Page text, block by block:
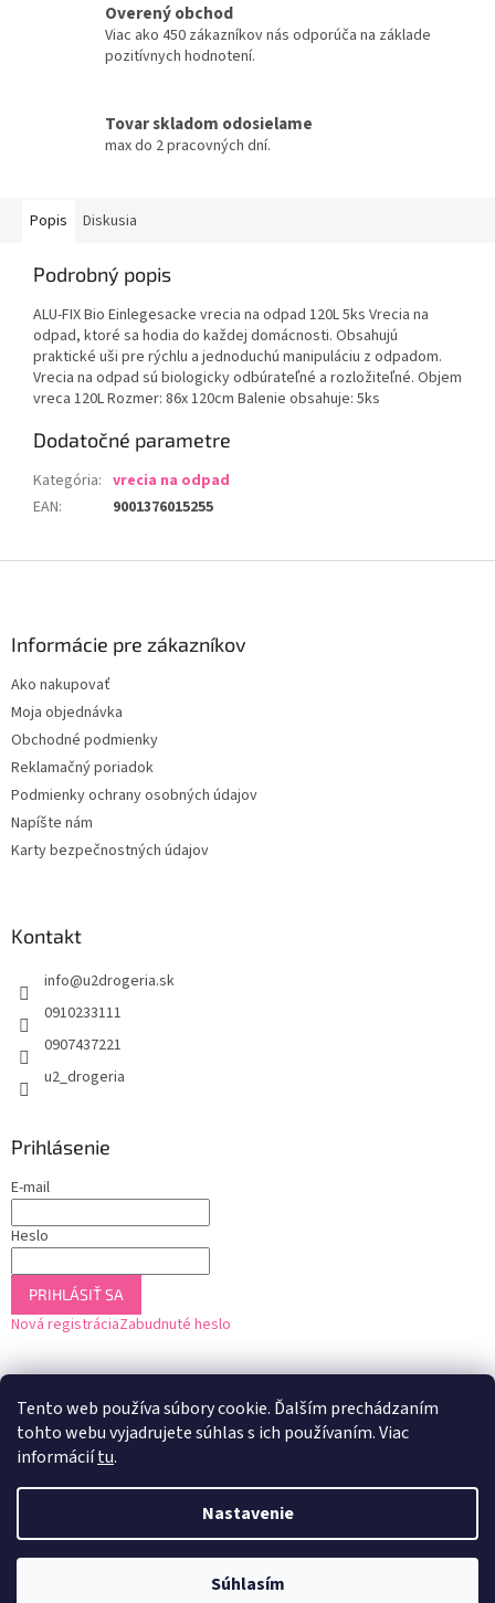
Tento web používa súbory cookie. Ďalším prechádzaním
tohto webu vyjadrujete súhlas s ich používaním. Viac
informáciítu.
Nastavenie
Súhlasím
Overený obchod
Viac ako 450 zákazníkov nás odporúča na základe
pozitívnych hodnotení.
Tovar skladom odosielame
max do 2 pracovných dní.
Popis Diskusia
Podrobný popis
ALU-FIX Bio Einlegesacke vrecia na odpad 120L 5ks Vrecia na
odpad, ktoré sa hodia do každej domácnosti. Obsahujú
praktické uši pre rýchlu a jednoduchú manipuláciu z odpadom.
Vrecia na odpad sú biologicky odbúrateľné a rozložiteľné. Objem
vreca 120L Rozmer: 86x 120cm Balenie obsahuje: 5ks
Dodatočné parametre
Kategória: vrecia na odpad
EAN: 9001376015255
Informácie pre zákazníkov
Ako nakupovať
Moja objednávka
Obchodné podmienky
Reklamačný poriadok
Podmienky ochrany osobných údajov
Napíšte nám
Karty bezpečnostných údajov
Kontakt
info@u2drogeria.sk
0910233111
0907437221
u2_drogeria
Prihlásenie
E-mail
Heslo
PRIHLÁSIŤ SA
Nová registráciaZabudnuté heslo
Vytvoril Shoptet
U2 Drogéria. Všetky práva vyhradené.